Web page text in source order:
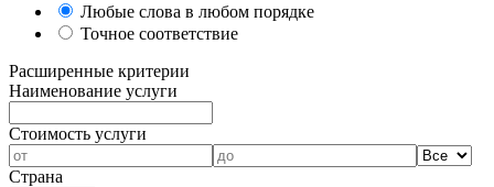
Любые слова в любом порядке
Точное соответствие
Расширенные критерии
Наименование услуги
Cтоимость услуги
Страна